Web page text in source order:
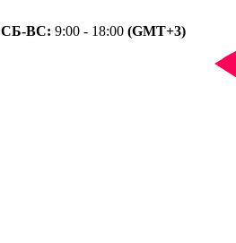
СБ-ВС: 9:00 - 18:00 (GMT+3)